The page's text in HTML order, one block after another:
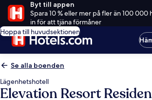
Byt till appen
Spara 10 % eller mer på fler än 100 000
in för att tjäna förmåner
Hoppa till huvudsektionen
Se alla boenden
Lägenhetshotell
Elevation Resort